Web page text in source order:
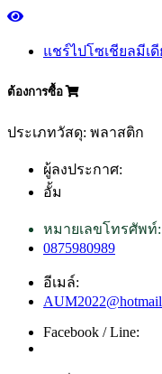
แชร์ไปโซเชียลมีเดี
ต้องการซื้อ
ประเภทวัสดุ: พลาสติก
ผู้ลงประกาศ:
อั้ม
หมายเลขโทรศัพท์:
0875980989
อีเมล์:
Facebook / Line: